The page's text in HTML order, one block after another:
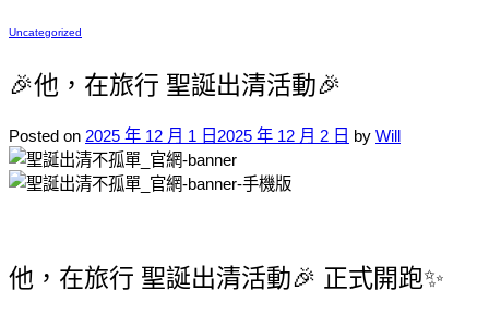
Uncategorized
🎉他，在旅行 聖誕出清活動🎉
Posted on 2025 年 12 月 1 日 2025 年 12 月 2 日 by Will
他，在旅行 聖誕出清活動🎉 正式開跑✨